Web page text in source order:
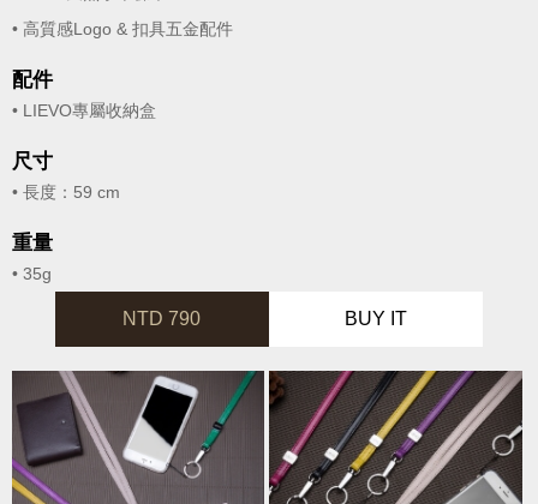
• 高質感Logo & 扣具五金配件
配件
• LIEVO專屬收納盒
尺寸
• 長度：59 cm
重量
• 35g
NTD 790 BUY IT